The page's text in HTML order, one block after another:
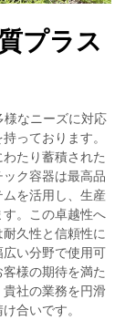
プラス
なニーズに対応
っております。
たり蓄積された
ク容器は最高品
を活用し、生産
。この卓越性へ
久性と信頼性に
い分野で使用可
様の期待を満た
社の業務を円滑
合いです。